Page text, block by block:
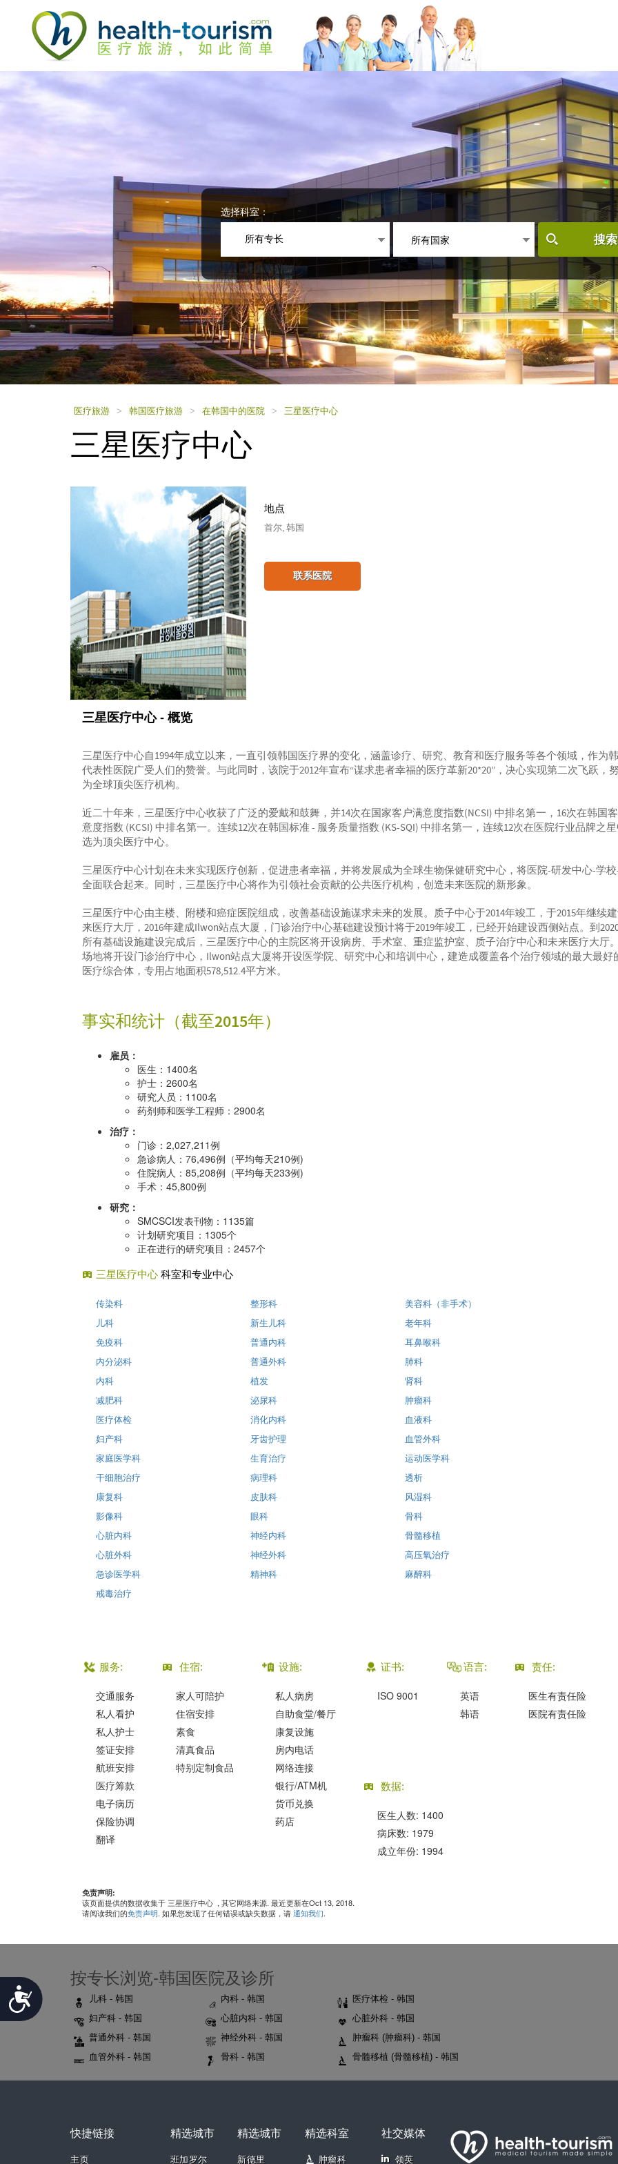
accessibility
system.
Control-
website
disabilities
who
are
using
a
screen
reader;
Press
Control-
Accessibility
选择科室：
所有专长 所有国家 搜
医疗旅游 > 韩国医疗旅游 > 在韩国中的医院 > 三星医疗中心
三星医疗中心
地点
首尔, 韩国
联系医院
三星医疗中心 - 概览
三星医疗中心自1994年成立以来，一直引领韩国医疗界的变化，涵盖诊疗、研究、教育和医疗服务等各个领域，作为
代表性医院广受人们的赞誉。与此同时，该院于2012年宣布“谋求患者幸福的医疗革新20*20”，决心实现第二次飞跃，
为全球顶尖医疗机构。
近二十年来，三星医疗中心收获了广泛的爱戴和鼓舞，并14次在国家客户满意度指数(NCSI) 中排名第一，16次在韩国
意度指数 (KCSI) 中排名第一。连续12次在韩国标准 - 服务质量指数 (KS-SQI) 中排名第一，连续12次在医院行业品牌之
选为顶尖医疗中心。
三星医疗中心计划在未来实现医疗创新，促进患者幸福，并将发展成为全球生物保健研究中心，将医院-研发中心-学
全面联合起来。同时，三星医疗中心将作为引领社会贡献的公共医疗机构，创造未来医院的新形象。
三星医疗中心由主楼、附楼和癌症医院组成，改善基础设施谋求未来的发展。质子中心于2014年竣工，于2015年继续
来医疗大厅，2016年建成Ilwon站点大厦，门诊治疗中心基础建设预计将于2019年竣工，已经开始建设西侧站点。到
所有基础设施建设完成后，三星医疗中心的主院区将开设病房、手术室、重症监护室、质子治疗中心和未来医疗大厅
场地将开设门诊治疗中心，Ilwon站点大厦将开设医学院、研究中心和培训中心，建造成覆盖各个治疗领域的最大最好
医疗综合体，专用占地面积578,512.4平方米。
事实和统计（截至2015年）
雇员：
医生：1400名
护士：2600名
研究人员：1100名
药剂师和医学工程师：2900名
治疗：
门诊：2,027,211例
急诊病人：76,496例（平均每天210例)
住院病人：85,208例（平均每天233例)
手术：45,800例
研究：
SMCSCI发表刊物：1135篇
计划研究项目：1305个
正在进行的研究项目：2457个
三星医疗中心 科室和专业中心
传染科
儿科
免疫科
内分泌科
内科
减肥科
医疗体检
妇产科
家庭医学科
干细胞治疗
康复科
影像科
心脏内科
心脏外科
急诊医学科
戒毒治疗
整形科
新生儿科
普通内科
普通外科
植发
泌尿科
消化内科
牙齿护理
生育治疗
病理科
皮肤科
眼科
神经内科
神经外科
精神科
美容科（非手术）
老年科
耳鼻喉科
肺科
肾科
肿瘤科
血液科
血管外科
运动医学科
透析
风湿科
骨科
骨髓移植
高压氧治疗
麻醉科
服务:
交通服务
私人看护
私人护士
签证安排
航班安排
医疗筹款
电子病历
保险协调
翻译
住宿:
家人可陪护
住宿安排
素食
清真食品
特别定制食品
设施:
私人病房
自助食堂/餐厅
康复设施
房内电话
网络连接
银行/ATM机
货币兑换
药店
证书:
ISO 9001
语言:
英语
韩语
责任:
医生有责任险
医院有责任险
数据:
医生人数: 1400
病床数: 1979
成立年份: 1994
免责声明:
该页面提供的数据收集于 三星医疗中心 , 其它网络来源. 最近更新在Oct 13, 2018.
请阅读我们的免责声明. 如果您发现了任何错误或缺失数据，请通知我们.
按专长浏览-韩国医院及诊所
儿科 - 韩国
妇产科 - 韩国
普通外科 - 韩国
血管外科 - 韩国
内科 - 韩国
心脏内科 - 韩国
神经外科 - 韩国
骨科 - 韩国
医疗体检 - 韩国
心脏外科 - 韩国
肿瘤科 (肿瘤科) - 韩国
骨髓移植 (骨髓移植) - 韩国
快捷链接
主页
精选城市
班加罗尔
精选城市
新德里
精选科室
肿瘤科
社交媒体
领英